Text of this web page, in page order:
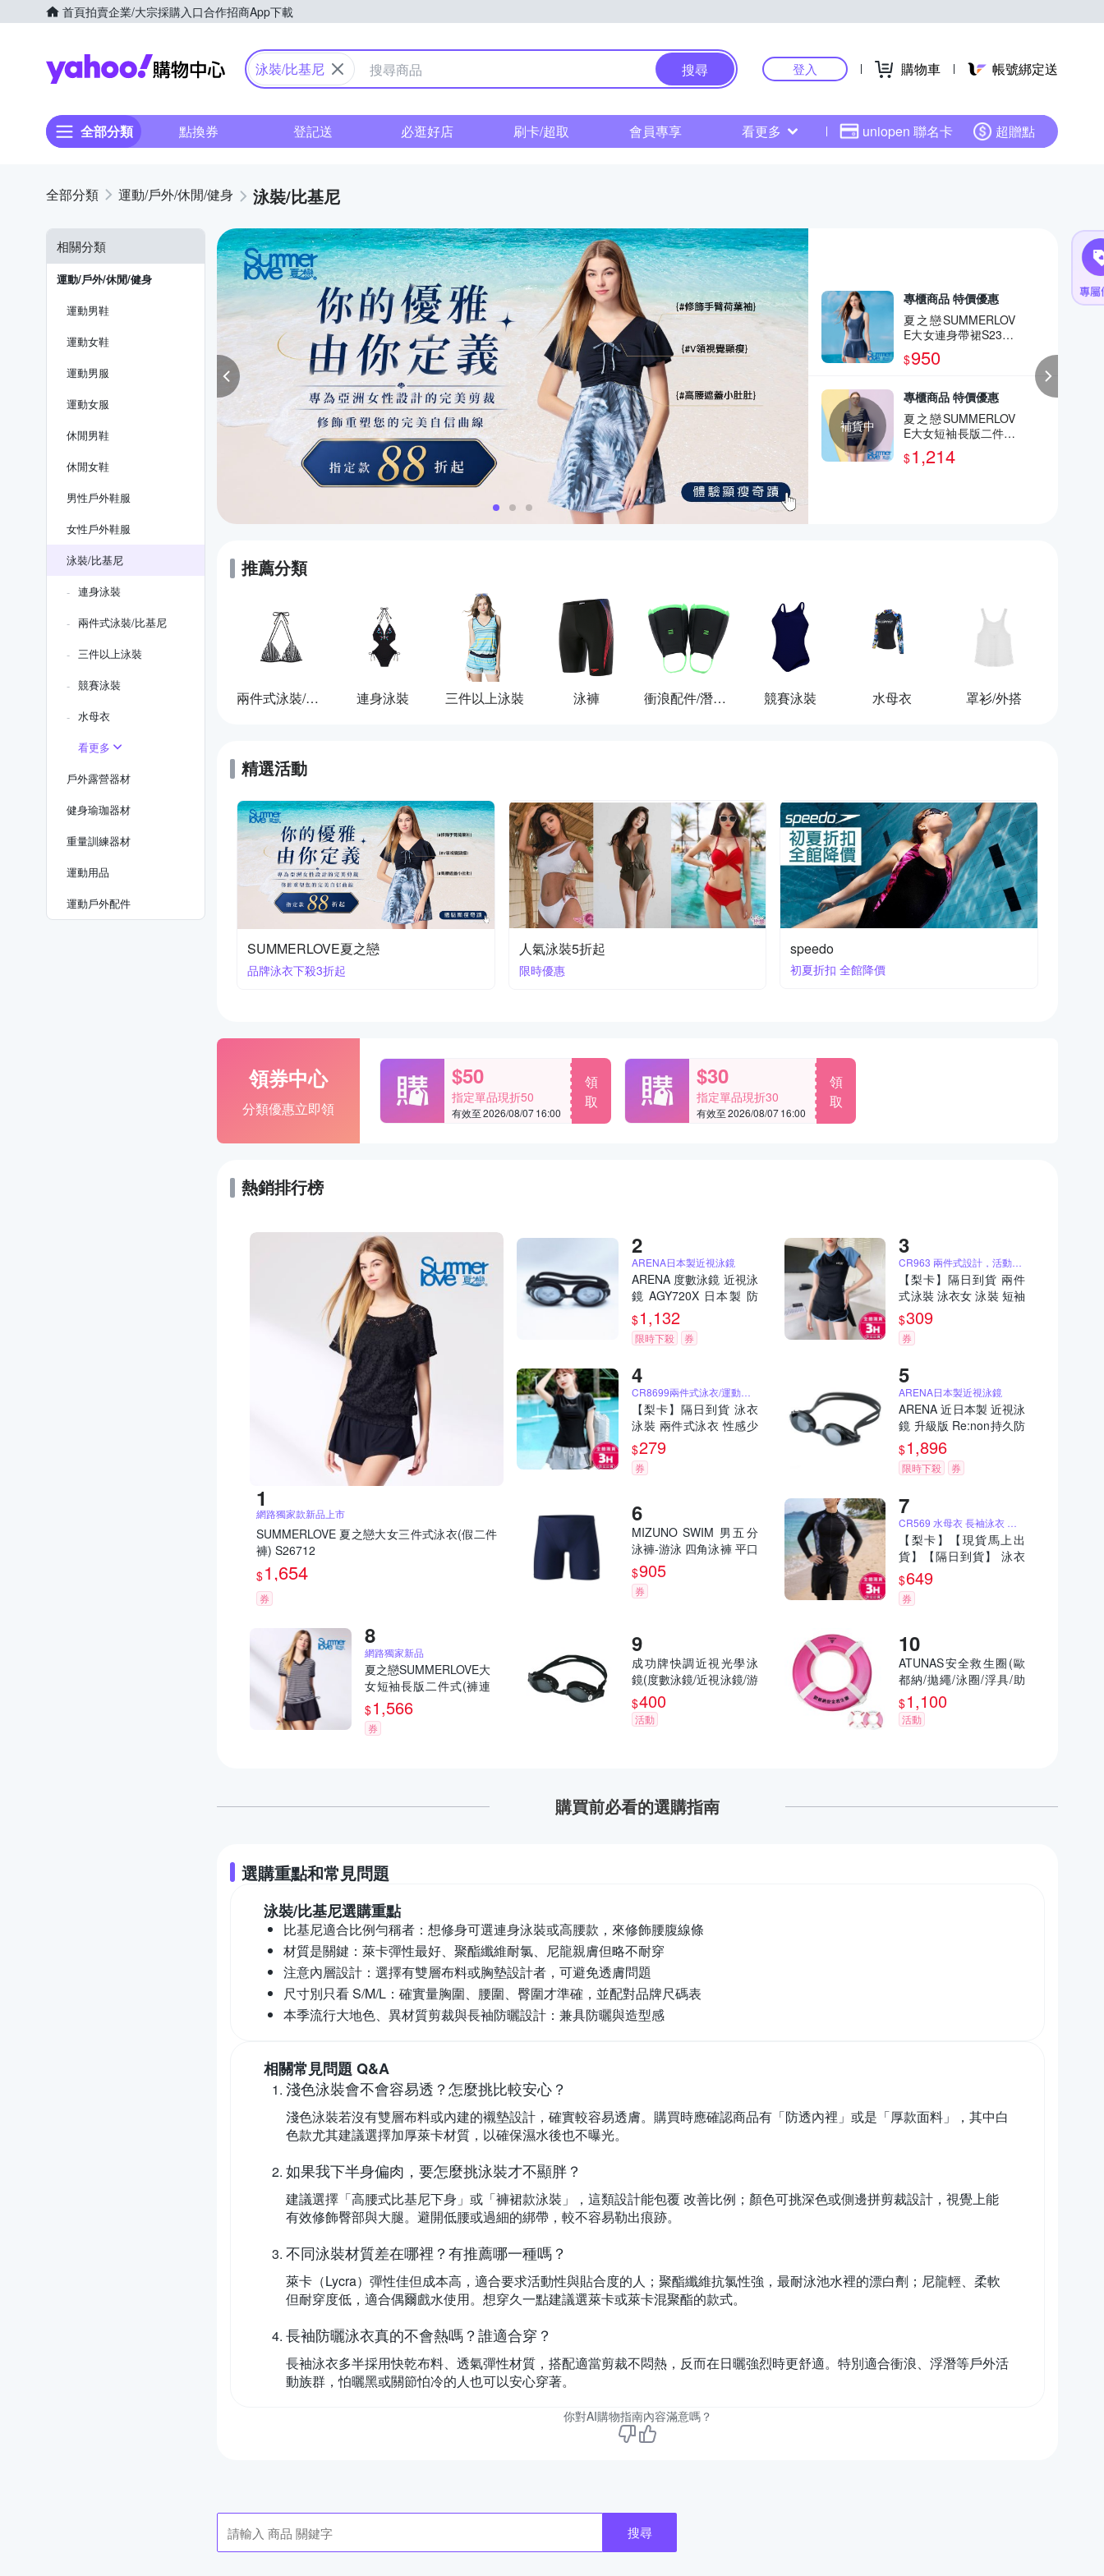
首頁拍賣企業/大宗採購入口合作招商App下載
Yahoo購物中心
泳裝/比基尼 搜尋 登入 購物車 帳號綁定送
全部分類 點換券 登記送 必逛好店 刷卡/超取 會員專享 看更多 uniopen 聯名卡 超贈點
運動/戶外/休閒/健身 泳裝/比基尼
相關分類
運動/戶外/休閒/健身
運動男鞋
運動女鞋
運動男服
運動女服
休閒男鞋
休閒女鞋
男性戶外鞋服
女性戶外鞋服
泳裝/比基尼
連身泳裝
兩件式泳裝/比基尼
三件以上泳裝
競賽泳裝
水母衣
看更多
戶外露營器材
健身瑜珈器材
重量訓練器材
運動用品
運動戶外配件
專櫃商品 特價優惠
夏之戀SUMMERLOV
E大女連身帶裙S2370
$950
補貨中
專櫃商品 特價優惠
夏之戀SUMMERLOV
E大女短袖長版二件式
泳衣S24708
$1,214
推薦分類
兩件式泳裝/比基尼 連身泳裝 三件以上泳裝 泳褲 衝浪配件/潛水用具 競賽泳裝 水母衣 罩衫/外搭
精選活動
SUMMERLOVE夏之戀
品牌泳衣下殺3折起
人氣泳裝5折起
限時優惠
speedo
初夏折扣 全館降價
領券中心
分類優惠立即領
$50
指定單品現折50
有效至 2026/08/07 16:00
領
取
$30
指定單品現折30
有效至 2026/08/07 16:00
領
取
熱銷排行榜
網路獨家款新品上市
SUMMERLOVE 夏之戀大女三件式泳衣(假二件
褲) S26712
$1,654
券
ARENA日本製近視泳鏡
ARENA 度數泳鏡 近視泳
鏡 AGY720X 日本製 防
霧蛙鏡
$1,132
限時下殺 券
CR963 兩件式設計，活動更自在
【梨卡】隔日到貨 兩件
式泳裝 泳衣女 泳裝 短袖
泳衣 短褲泳裝 顯瘦泳裝
運動泳衣 溫泉泳衣 CR9
63【現貨24H】
$309
券
CR8699兩件式泳衣/運動度假泳裝必備
【梨卡】隔日到貨 泳衣
泳裝 兩件式泳衣 性感少
女 學生運動度假泳裝 遮
肚泡溫泉泳裝 顯瘦泳裝
CR8699【現貨24H】
$279
券
ARENA日本製近視泳鏡
ARENA 近日本製 近視泳
鏡 升級版 Re:non持久防
霧 抗UV AGL4600XE-分
度數
$1,896
限時下殺 券
MIZUNO SWIM 男五分
泳褲-游泳 四角泳褲 平口
泳褲 美津濃 N2MBAA01
14 丈青銀
$905
券
CR569 水母衣 長袖泳衣 防曬泳衣
【梨卡】【現貨馬上出
貨】【隔日到貨】 泳衣
泳裝 水母衣 長袖泳衣 防
曬泳衣 防寒衣 情侶泳衣
兒童泳衣 大尺碼泳衣CR
$649
券
網路獨家新品
夏之戀SUMMERLOVE大
女短袖長版二件式(褲連
裙) 泳衣-S26716大碼
$1,566
券
成功牌快調近視光學泳
鏡(度數泳鏡/近視泳鏡/游
泳/蛙鏡/浮淺/水上活動/
防霧鏡片)
$400
活動
ATUNAS安全救生圈(歐
都納/拋繩/泳圈/浮具/助
泳浮板/水浮/水上活動/游
泳池/救生員/浮標)
$1,100
活動
購買前必看的選購指南
選購重點和常見問題
泳裝/比基尼選購重點
比基尼適合比例勻稱者： 想修身可選連身泳裝或高腰款，來修飾腰腹線條
材質是關鍵： 萊卡彈性最好、聚酯纖維耐氯、尼龍親膚但略不耐穿
注意內層設計： 選擇有雙層布料或胸墊設計者，可避免透膚問題
尺寸別只看 S/M/L： 確實量胸圍、腰圍、臀圍才準確，並配對品牌尺碼表
本季流行大地色、異材質剪裁與長袖防曬設計： 兼具防曬與造型感
相關常見問題 Q&A
淺色泳裝會不會容易透？怎麼挑比較安心？
淺色泳裝若沒有雙層布料或內建的襯墊設計，確實較容易透膚。購買時應確認商品有「防透內裡」或是「厚款面料」，其中白
色款尤其建議選擇加厚萊卡材質，以確保濕水後也不曝光。
如果我下半身偏肉，要怎麼挑泳裝才不顯胖？
建議選擇「高腰式比基尼下身」或「褲裙款泳裝」，這類設計能包覆 改善比例；顏色可挑深色或側邊拼剪裁設計，視覺上能
有效修飾臀部與大腿。避開低腰或過細的綁帶，較不容易勒出痕跡。
不同泳裝材質差在哪裡？有推薦哪一種嗎？
萊卡（Lycra）彈性佳但成本高，適合要求活動性與貼合度的人；聚酯纖維抗氯性強，最耐泳池水裡的漂白劑；尼龍輕、柔軟
但耐穿度低，適合偶爾戲水使用。想穿久一點建議選萊卡或萊卡混聚酯的款式。
長袖防曬泳衣真的不會熱嗎？誰適合穿？
長袖泳衣多半採用快乾布料、透氣彈性材質，搭配適當剪裁不悶熱，反而在日曬強烈時更舒適。特別適合衝浪、浮潛等戶外活
動族群，怕曬黑或關節怕冷的人也可以安心穿著。
你對AI購物指南內容滿意嗎？
搜尋